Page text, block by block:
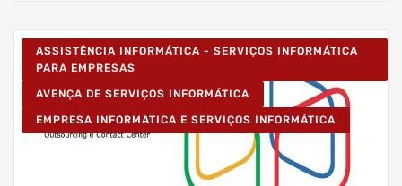
ASSISTÊNCIA INFORMÁTICA - SERVIÇOS INFORMÁTICA
PARA EMPRESAS
AVENÇA DE SERVIÇOS INFORMÁTICA
EMPRESA INFORMATICA E SERVIÇOS INFORMÁTICA